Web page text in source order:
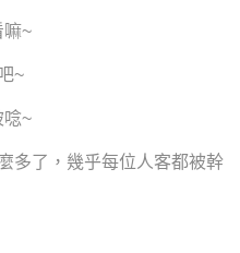
嘛~
~
唸~
多了 ，幾乎每位人客都被幹